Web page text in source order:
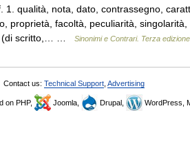
qualità, nota, dato, contrassegno,
proprietà, facoltà, peculiarità,
(di scritto,… …
Sinonimi e Contrari. Terza edizione
Contact us: Technical Support Advertising
on PHP, Joomla, Drupal, WordPress,